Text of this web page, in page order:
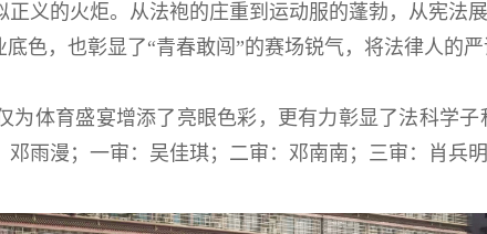
义的火炬。从法袍的庄重到运动服的蓬勃，从宪法
底色，也彰显了“青春敢闯”的赛场锐气，将法律人的
为体育盛宴增添了亮眼色彩，更有力彰显了法科学
雨漫；一审：吴佳琪；二审：邓南南；三审：肖兵明